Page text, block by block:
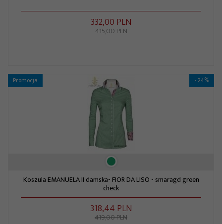
332,00 PLN
415,00 PLN
Promocja - 24%
Koszula EMANUELA II damska- FIOR DA LISO - smaragd green
check
318,44 PLN
419,00 PLN